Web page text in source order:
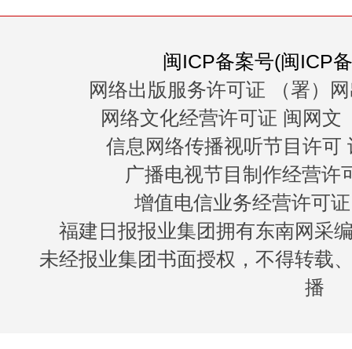
闽ICP备案号(闽ICP
网络出版服务许可证 （署）
网络文化经营许可证 闽网文
信息网络传播视听节目许可
广播电视节目制作经营许
增值电信业务经营许可
福建日报报业集团拥有东南网采
未经报业集团书面授权，不得转载
播